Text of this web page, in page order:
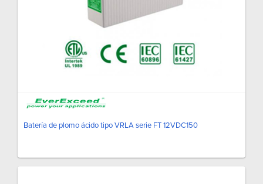
Batería de plomo ácido tipo VRLA serie FT 12VDC150